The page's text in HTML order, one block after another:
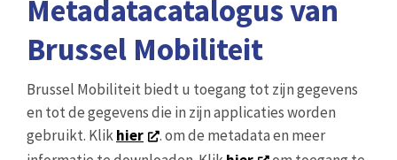
Metadatacatalogus van
Brussel Mobiliteit
Brussel Mobiliteit biedt u toegang tot zijn gegevens
en tot de gegevens die in zijn applicaties worden
gebruikt. Klikhier
. om de metadata en meer